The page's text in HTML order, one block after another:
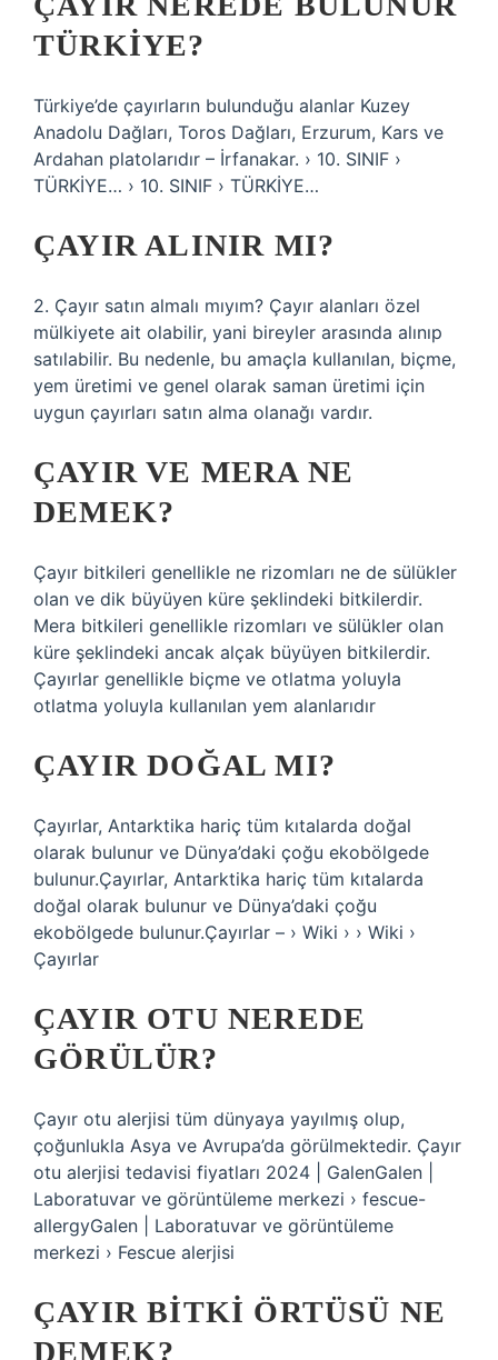
TÜRKIYE?
Türkiye’de çayırların bulunduğu alanlar Kuzey
Anadolu Dağları, Toros Dağları, Erzurum, Kars ve
Ardahan platolarıdır – İrfanakar. › 10. SINIF ›
TÜRKİYE… › 10. SINIF › TÜRKİYE…
ÇAYIR ALINIR MI?
2. Çayır satın almalı mıyım? Çayır alanları özel
mülkiyete ait olabilir, yani bireyler arasında alınıp
satılabilir. Bu nedenle, bu amaçla kullanılan, biçme,
yem üretimi ve genel olarak saman üretimi için
uygun çayırları satın alma olanağı vardır.
ÇAYIR VE MERA NE
DEMEK?
Çayır bitkileri genellikle ne rizomları ne de sülükler
olan ve dik büyüyen küre şeklindeki bitkilerdir.
Mera bitkileri genellikle rizomları ve sülükler olan
küre şeklindeki ancak alçak büyüyen bitkilerdir.
Çayırlar genellikle biçme ve otlatma yoluyla
otlatma yoluyla kullanılan yem alanlarıdır
ÇAYIR DOĞAL MI?
Çayırlar, Antarktika hariç tüm kıtalarda doğal
olarak bulunur ve Dünya’daki çoğu ekobölgede
bulunur.Çayırlar, Antarktika hariç tüm kıtalarda
doğal olarak bulunur ve Dünya’daki çoğu
ekobölgede bulunur.Çayırlar – › Wiki › › Wiki ›
Çayırlar
ÇAYIR OTU NEREDE
GÖRÜLÜR?
Çayır otu alerjisi tüm dünyaya yayılmış olup,
çoğunlukla Asya ve Avrupa’da görülmektedir. Çayır
otu alerjisi tedavisi fiyatları 2024 | GalenGalen |
Laboratuvar ve görüntüleme merkezi › fescue-
allergyGalen | Laboratuvar ve görüntüleme
merkezi › Fescue alerjisi
ÇAYIR BITKI ÖRTÜSÜ NE
DEMEK?